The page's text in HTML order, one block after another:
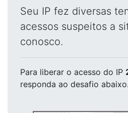
Seu IP fez diversas
acessos suspeitos a
conosco.
Para liberar o acesso do IP
responda ao desafio abaixo.